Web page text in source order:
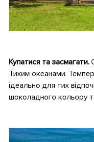
Купатися та засмагати.
Тихим океанами.
ідеально для тих
шоколадного кольору